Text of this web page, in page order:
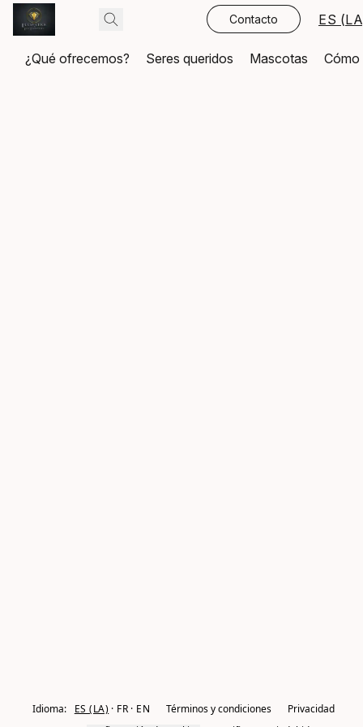
Contacto ES
¿Qué ofrecemos? Seres queridos Mascotas Cómo
Idioma: ES (LA) FR EN Términos y condiciones
Privacidad